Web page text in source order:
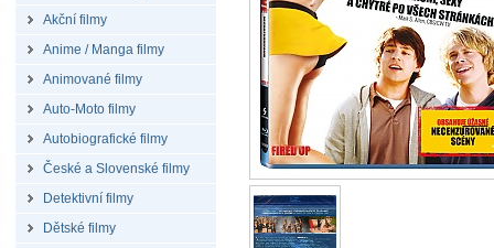
Akční filmy
Anime / Manga filmy
Animované filmy
Auto-Moto filmy
Autobiografické filmy
České a Slovenské filmy
Detektivní filmy
Dětské filmy